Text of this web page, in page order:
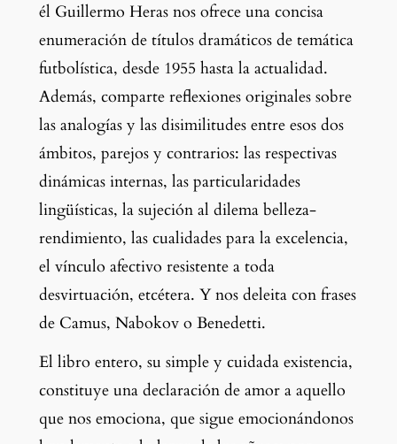
él Guillermo Heras nos ofrece una concisa
enumeración de títulos dramáticos de temática
futbolística, desde 1955 hasta la actualidad.
Además, comparte reflexiones originales sobre
las analogías y las disimilitudes entre esos dos
ámbitos, parejos y contrarios: las respectivas
dinámicas internas, las particularidades
lingüísticas, la sujeción al dilema belleza-
rendimiento, las cualidades para la excelencia,
el vínculo afectivo resistente a toda
desvirtuación, etcétera. Y nos deleita con frases
de Camus, Nabokov o Benedetti.
El libro entero, su simple y cuidada existencia,
constituye una declaración de amor a aquello
que nos emociona, que sigue emocionándonos